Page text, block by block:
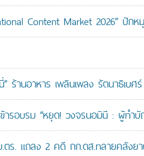
Content Market 2026” ปั
ร้านอาหาร เพลินเพลง รัตนาธิเบศ
อบรม “หยุด! วงจรนอมินี : ผู้ทำ
. แถลง 2 คดี กก.ดส.ทลายคลังย